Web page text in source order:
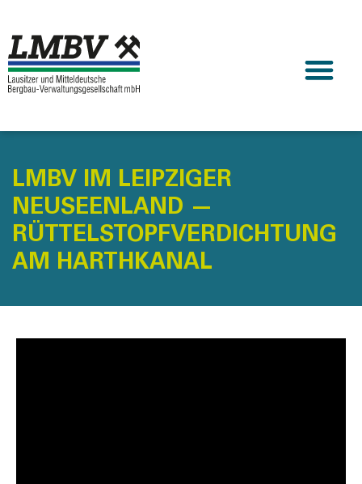
LMBV IM LEIPZIGER
NEUSEENLAND —
RÜTTELSTOPFVERDICHTUNG
AM HARTHKANAL